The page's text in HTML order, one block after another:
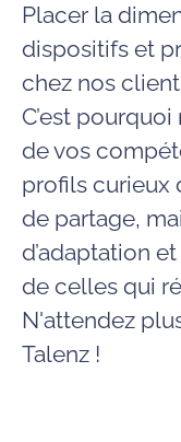
Placer la
dispositifs et
chez nos
C’est
de vos
profils curieux
de partage,
d’adaptation
de celles qui
N'attendez
Talenz !